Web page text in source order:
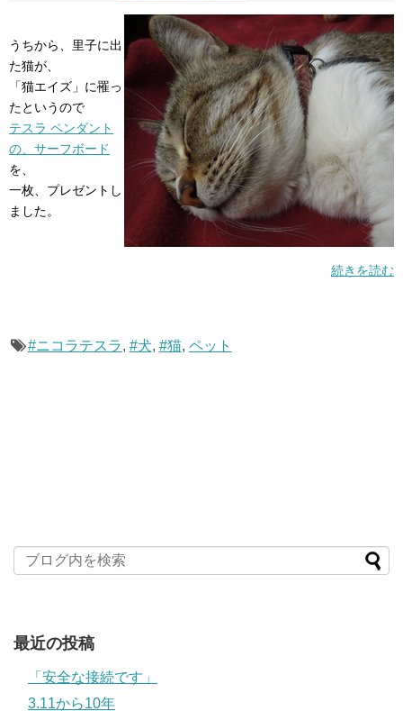
うちから、里子に出
た猫が、
「猫エイズ」に罹っ
たというので
テスラ ペンダント
の、サーフボード
を、
一枚、プレゼントし
ました。
続きを読む
#ニコラテスラ, #犬, #猫, ペット
最近の投稿
「安全な接続です」
3.11から10年